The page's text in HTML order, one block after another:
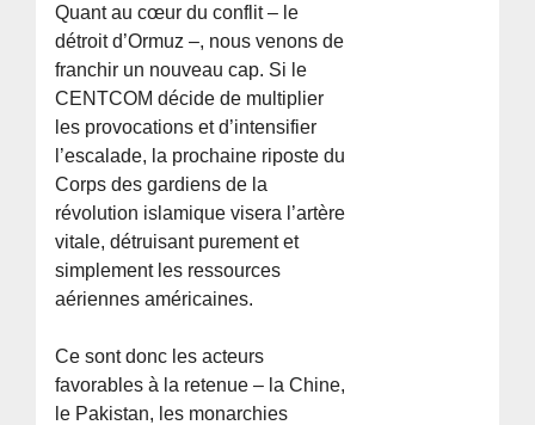
Quant au cœur du conflit – le
détroit d’Ormuz –, nous venons de
franchir un nouveau cap. Si le
CENTCOM décide de multiplier
les provocations et d’intensifier
l’escalade, la prochaine riposte du
Corps des gardiens de la
révolution islamique visera l’artère
vitale, détruisant purement et
simplement les ressources
aériennes américaines.
Ce sont donc les acteurs
favorables à la retenue – la Chine,
le Pakistan, les monarchies